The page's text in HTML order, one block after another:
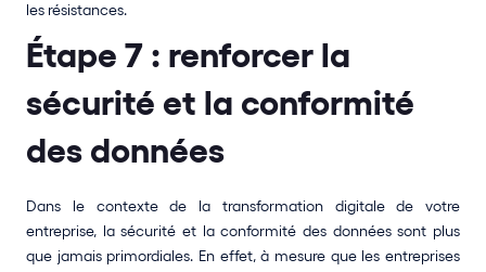
les résistances.
Étape 7 : renforcer la
sécurité et la conformité
des données
Dans le contexte de la transformation digitale de votre
entreprise, la sécurité et la conformité des données sont plus
que jamais primordiales. En effet, à mesure que les entreprises